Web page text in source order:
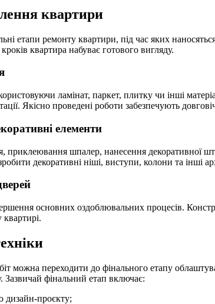
квартири
етапи ремонту квартири, під час яких
квартира набуває готового вигляду.
ламінат, паркет, плитку чи інші
Якісно проведені роботи забезпечують
елементи
шпалер, нанесення декоративної
декоративні ніші, виступи, колони та інші
основних оздоблювальних процесів.
квартирі.
можна переходити до фінального етапу
Зазвичай фінальний етап включає:
дизайн-проєкту;